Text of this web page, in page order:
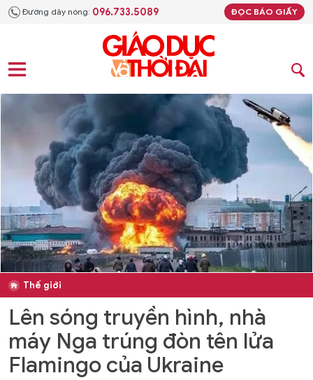
Đường dây nóng: 096.733.5089 ĐỌC BÁO GIẤY
Thế giới
Lên sóng truyền hình, nhà
máy Nga trúng đòn tên lửa
Flamingo của Ukraine